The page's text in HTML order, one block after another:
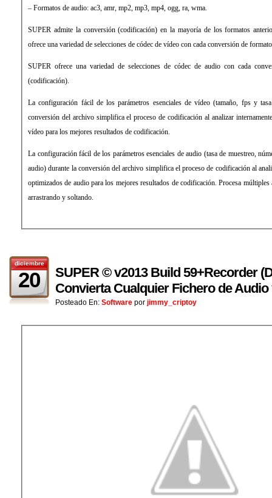
– Formatos de audio: ac3, amr, mp2, mp3, mp4, ogg, ra, wma.
SUPER admite la conversión (codificación) en la mayoría de los formatos
ofrece una variedad de selecciones de códec de vídeo con cada conversión de
SUPER ofrece una variedad de selecciones de códec de audio con cada
(codificación).
La configuración fácil de los parámetros esenciales de vídeo (tamaño, fps y
conversión del archivo simplifica el proceso de codificación al analizar
vídeo para los mejores resultados de codificación.
La configuración fácil de los parámetros esenciales de audio (tasa de muestreo,
audio) durante la conversión del archivo simplifica el proceso de codificación al
optimizados de audio para los mejores resultados de codificación. Procesa
arrastrando y soltando.
diciembre
20
SUPER © v2013 Build 59+Recorder
Convierta Cualquier Fichero de Audio
Posteado En: Software por jimmy_criptoy